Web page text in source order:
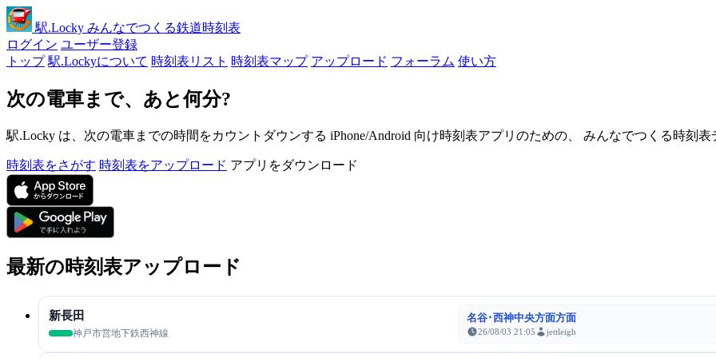
駅.Locky みんなでつくる鉄道時刻表
ログイン ユーザー登録
トップ 駅.Lockyについて 時刻表リスト 時刻表マップ アップロード フォーラム 使い方
次の電車まで、あと何分?
駅.Locky は、次の電車までの時間をカウントダウンする iPhone/Android 向け時刻表アプリのための、 みんなでつくる時刻表
時刻表をさがす 時刻表をアップロード アプリをダウンロード
最新の時刻表アップロード
新長田
神戸市営地下鉄西神線
名谷･西神中央方面方面
26/08/03 21:05 jettleigh